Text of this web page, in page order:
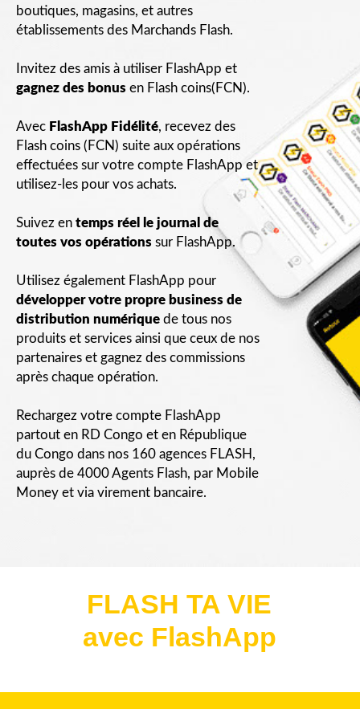
boutiques, magasins, et autres
établissements des Marchands Flash.
Invitez des amis à utiliser FlashApp et
gagnez des bonus en Flash coins(FCN).
Avec FlashApp Fidélité, recevez des
Flash coins (FCN) suite aux opérations
effectuées sur votre compte FlashApp et
utilisez-les pour vos achats.
Suivez en temps réel le journal de
toutes vos opérations sur FlashApp.
Utilisez également FlashApp pour
développer votre propre business de
distribution numérique de tous nos
produits et services ainsi que ceux de nos
partenaires et gagnez des commissions
après chaque opération.
Rechargez votre compte FlashApp
partout en RD Congo et en République
du Congo dans nos 160 agences FLASH,
auprès de 4000 Agents Flash, par Mobile
Money et via virement bancaire.
FLASH TA VIE
avec FlashApp